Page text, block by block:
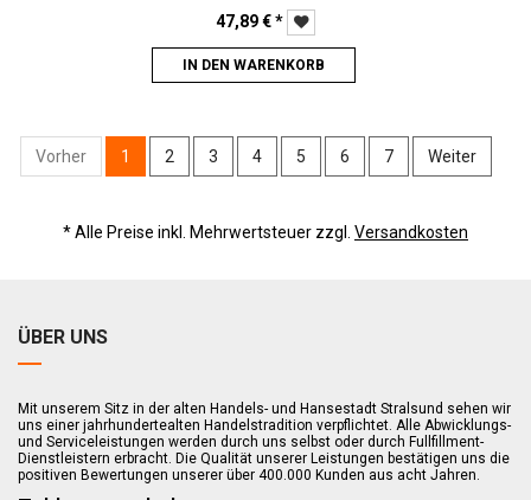
47,89€*
IN DEN WARENKORB
Vorher 1 2 3 4 5 6 7 Weiter
* Alle Preise inkl. Mehrwertsteuer zzgl. Versandkosten
ÜBER UNS
Mit unserem Sitz in der alten Handels- und Hansestadt Stralsund sehen wir
uns einer jahrhundertealten Handelstradition verpflichtet. Alle Abwicklungs-
und Serviceleistungen werden durch uns selbst oder durch Fullfillment-
Dienstleistern erbracht. Die Qualität unserer Leistungen bestätigen uns die
positiven Bewertungen unserer über 400.000 Kunden aus acht Jahren.